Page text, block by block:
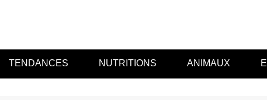
TENDANCES NUTRITIONS ANIMAUX